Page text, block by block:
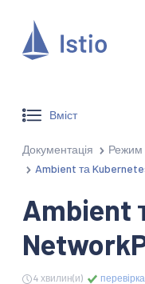
Вміст
Документація Режим
Ambient та
Ambient
4 хвилин(и)